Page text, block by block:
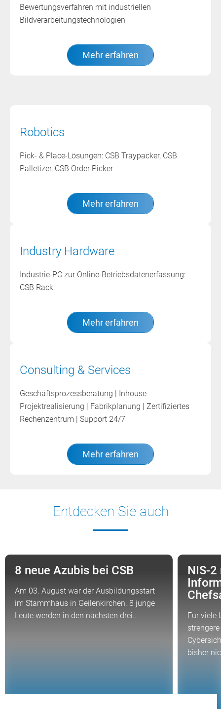
Bewertungsverfahren mit industriellen
Bildverarbeitungstechnologien
Mehr erfahren
Robotics
Pick- & Place-Lösungen: CSB Traypacker, CSB
Palletizer, CSB Order Picker
Mehr erfahren
Industry Hardware
Industrie-PC zur Online-Betriebsdatenerfassung:
CSB Rack
Mehr erfahren
Consulting & Services
Geschäftsprozessberatung | Inhouse-
Projektrealisierung | Fabrikplanung | Zertifiziertes
Rechenzentrum | Support 24/7
Mehr erfahren
Entdecken Sie auch
NEWS
8 neue Azubis bei CSB
Am 03. August war der Ausbildungsstart
im Stammhaus in Geilenkirchen. 8 junge
Leute werden in den nächsten drei…
NEWS
NIS-
Für viele
bisher